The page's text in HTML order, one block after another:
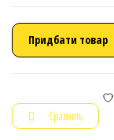
Придбати товар
Сравнить